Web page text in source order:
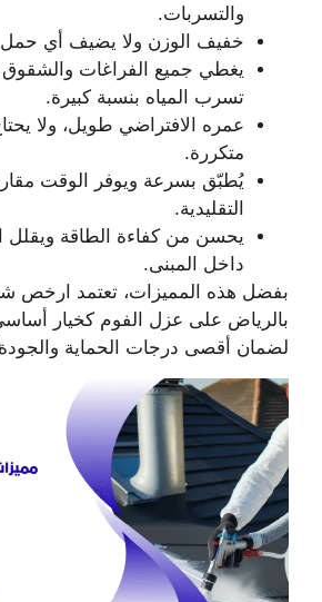
والتسربات.
خفيف الوزن ولا يضيف أي حمل
يغطي جميع الفراغات والشقوق
تسرب المياه بنسبة كبيرة.
عمره الافتراضي طويل، ولا
متكررة.
يُطبّق بسرعة ويوفر الوقت
التقليدية.
يحسن من كفاءة الطاقة ويقلل
داخل المبنى.
بفضل هذه المميزات، تعتمد ارخص
بالرياض على عزل الفوم كخيار
لضمان أقصى درجات الحماية